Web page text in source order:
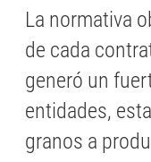
La normativa
de cada
generó un
entidades,
granos a